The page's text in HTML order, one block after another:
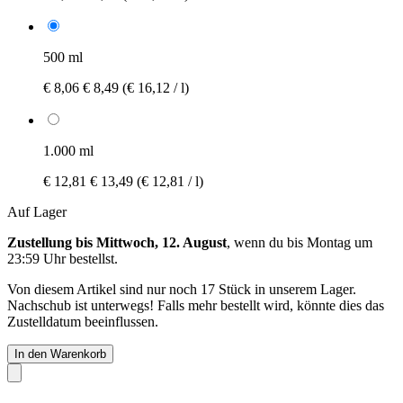
500 ml
€ 8,06 € 8,49 (€ 16,12 / l)
1.000 ml
€ 12,81 € 13,49 (€ 12,81 / l)
Auf Lager
Zustellung bis Mittwoch, 12. August, wenn du bis Montag um
23:59 Uhrbestellst.
Von diesem Artikel sind nur noch 17 Stück in unserem Lager.
Nachschub ist unterwegs! Falls mehr bestellt wird, könnte dies das
Zustelldatum beeinflussen.
In den Warenkorb